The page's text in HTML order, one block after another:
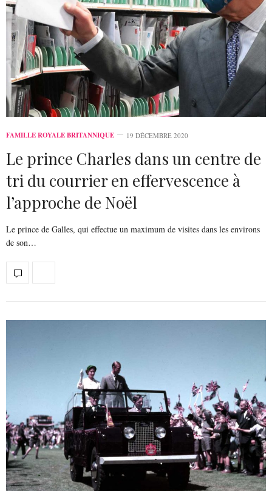
FAMILLE ROYALE BRITANNIQUE 19 DÉCEMBRE 2020
Le prince Charles dans un centre de
tri du courrier en effervescence à
l’approche de Noël
Le prince de Galles, qui effectue un maximum de visites dans les environs
de son…